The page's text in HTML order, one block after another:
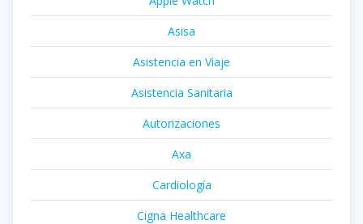
Asisa
Asistencia en Viaje
Asistencia Sanitaria
Autorizaciones
Axa
Cardiología
Cigna Healthcare